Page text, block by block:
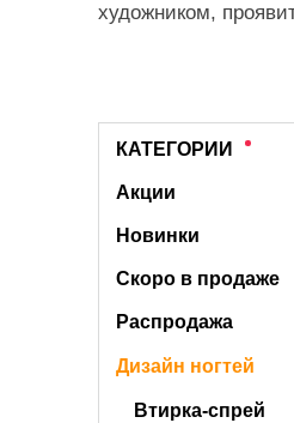
художником,
КАТЕГОРИИ
Акции
Новинки
Скоро в продаже
Распродажа
Дизайн ногтей
Втирка-спрей